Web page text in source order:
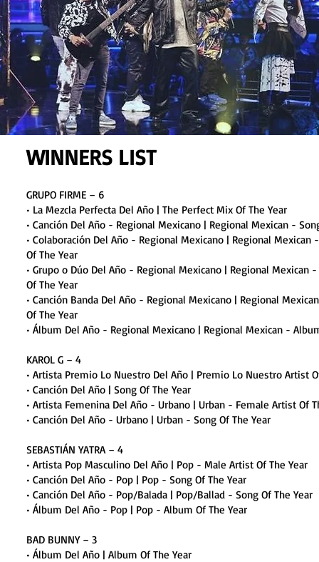
WINNERS LIST
GRUPO FIRME – 6
• La Mezcla Perfecta Del Año | The Perfect Mix Of The Year
• Canción Del Año - Regional Mexicano | Regional Mexican -
• Colaboración Del Año - Regional Mexicano | Regional Mexican
Of The Year
• Grupo o Dúo Del Año - Regional Mexicano | Regional Mexican
Of The Year
• Canción Banda Del Año - Regional Mexicano | Regional
Of The Year
• Álbum Del Año - Regional Mexicano | Regional Mexican -
KAROL G – 4
• Artista Premio Lo Nuestro Del Año | Premio Lo Nuestro Artist
• Canción Del Año | Song Of The Year
• Artista Femenina Del Año - Urbano | Urban - Female Artist Of
• Canción Del Año - Urbano | Urban - Song Of The Year
SEBASTIÁN YATRA – 4
• Artista Pop Masculino Del Año | Pop - Male Artist Of The Year
• Canción Del Año - Pop | Pop - Song Of The Year
• Canción Del Año - Pop/Balada | Pop/Ballad - Song Of The Year
• Álbum Del Año - Pop | Pop - Album Of The Year
BAD BUNNY – 3
• Álbum Del Año | Album Of The Year